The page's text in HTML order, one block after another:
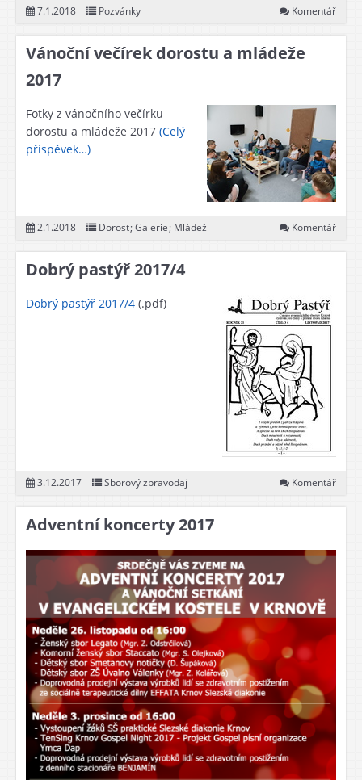
7.1.2018 Pozvánky Komentář
Vánoční večírek dorostu a mládeže
2017
Fotky z vánočního večírku
dorostu a mládeže 2017 (Celý
příspěvek…)
2.1.2018 Dorost;Galerie; Mládež Komentář
Dobrý pastýř 2017/4
Dobrý pastýř 2017/4 (.pdf)
3.12.2017 Sborový zpravodaj Komentář
Adventní koncerty 2017